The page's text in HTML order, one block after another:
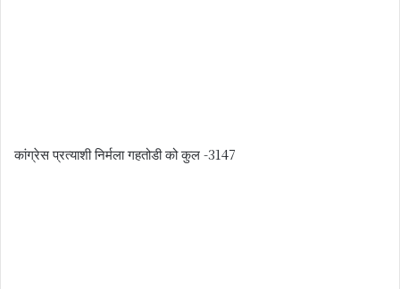
कांग्रेस प्रत्याशी निर्मला गहतोडी को कुल -3147